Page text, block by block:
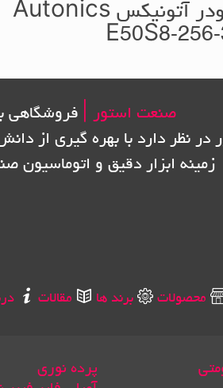
روتاری اینکودر آتونیکس Autonics
صنعت استور | فروشگاهی
نظر دارد با بهره گیری از
زمینه ابزار دقیق و اتوماسیون
محصولات برند ها مقالات
پرده نوری